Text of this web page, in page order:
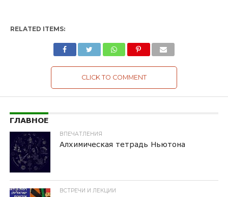
RELATED ITEMS:
CLICK TO COMMENT
ГЛАВНОЕ
ВПЕЧАТЛЕНИЯ
Алхимическая тетрадь Ньютона
ВСТРЕЧИ И ЛЕКЦИИ